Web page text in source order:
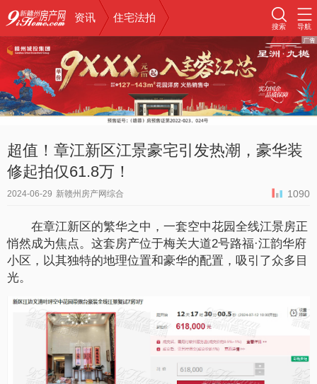
资讯 住宅法拍
搜索 导航
超值！章江新区江景豪宅引发热潮，豪华装
修起拍仅61.8万！
2024-06-29 新赣州房产网综合 1090
在章江新区的繁华之中，一套空中花园全线江景房正
悄然成为焦点。这套房产位于梅关大道2号路福·江韵华府
小区，以其独特的地理位置和豪华的配置，吸引了众多目
光。